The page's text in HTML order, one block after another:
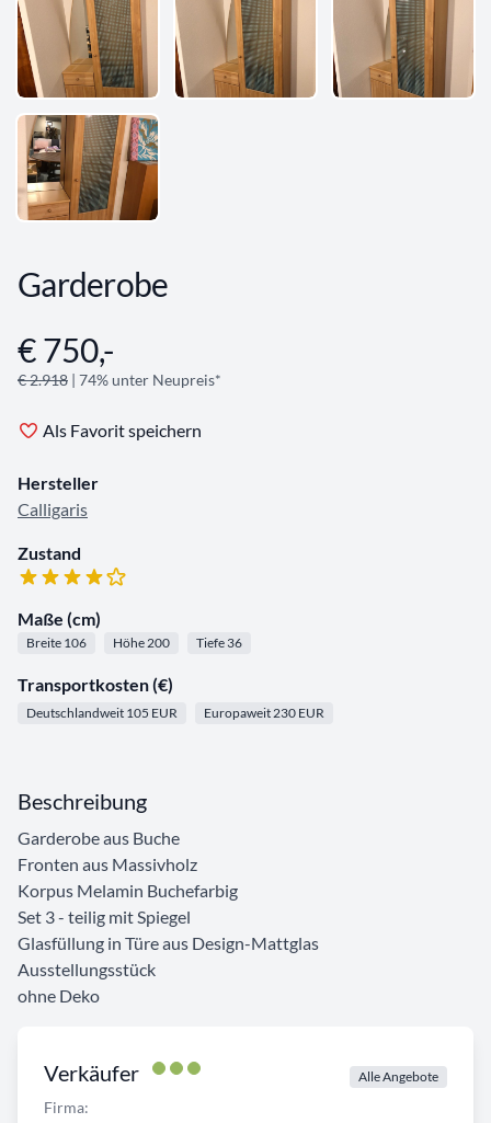
Garderobe
Angebotsinformationen
€ 750,-
€ 2.918 | 74% unter Neupreis*
Als Favorit speichern
Hersteller
Calligaris
Zustand
Maße (cm)
Breite 106 Höhe 200 Tiefe 36
Transportkosten (€)
Deutschlandweit 105 EUR Europaweit 230 EUR
Verkäufer Alle Angebote
Firma:
Beschreibung
Garderobe aus Buche
Fronten aus Massivholz
Korpus Melamin Buchefarbig
Set 3 - teilig mit Spiegel
Glasfüllung in Türe aus Design-Mattglas
Ausstellungsstück
ohne Deko